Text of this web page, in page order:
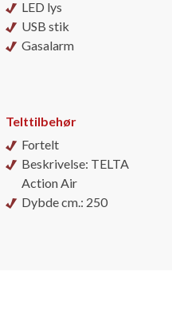
LED lys
USB stik
Gasalarm
Telttilbehør
Fortelt
Beskrivelse: TELTA
Action Air
Dybde cm.: 250